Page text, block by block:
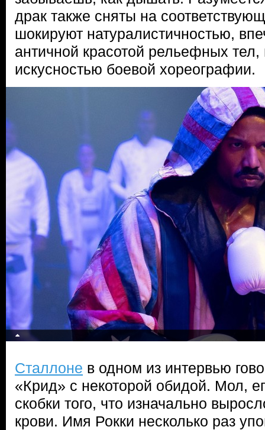
драк также сняты на
шокируют натуралистичностью,
античной красотой рельефных
искусностью боевой хореографии.
Сталлоне в одном из интервью
«Крид» с некоторой обидой. Мол,
скобки того, что изначально
крови. Имя Рокки несколько раз